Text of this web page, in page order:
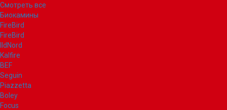
Смотреть все
Биокамины
FireBird
FireBird
IldNord
Kalfire
BEF
Seguin
Piazzetta
Boley
Focus